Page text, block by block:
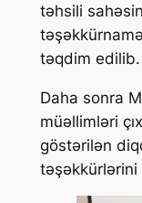
təhsili
təqdim edilib.
Daha sonra
müəllimləri
göstərilən